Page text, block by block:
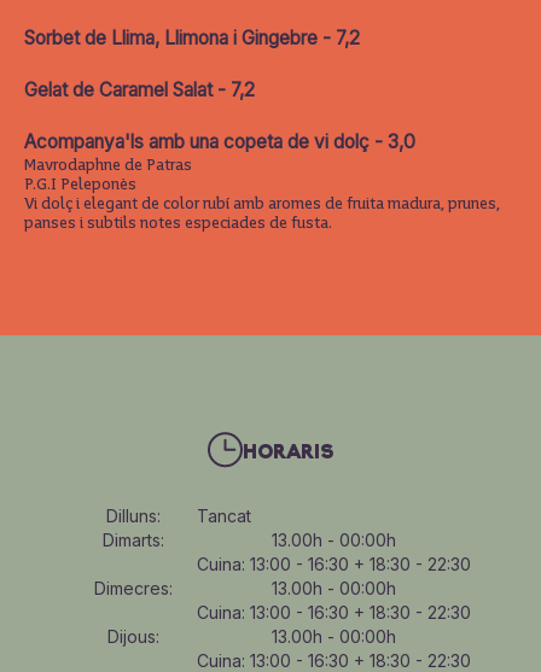
Sorbet de Llima, Llimona i Gingebre - 7,2
Gelat de Caramel Salat - 7,2
Acompanya'ls amb una copeta de vi dolç - 3,0
Mavrodaphne de Patras
P.G.I Peleponès
Vi dolç i elegant de color rubí amb aromes de fruita madura, prunes,
panses i subtils notes especiades de fusta.
HORARIS
Dilluns:
Tancat
Dimarts:
13.00h - 00:00h
Cuina: 13:00 - 16:30 + 18:30 - 22:30
Dimecres:
13.00h - 00:00h
Cuina: 13:00 - 16:30 + 18:30 - 22:30
Dijous:
13.00h - 00:00h
Cuina: 13:00 - 16:30 + 18:30 - 22:30